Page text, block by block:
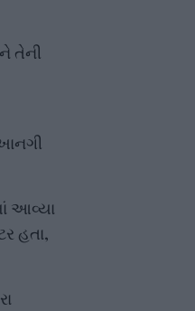
તેની
આવ્યા
હતા,